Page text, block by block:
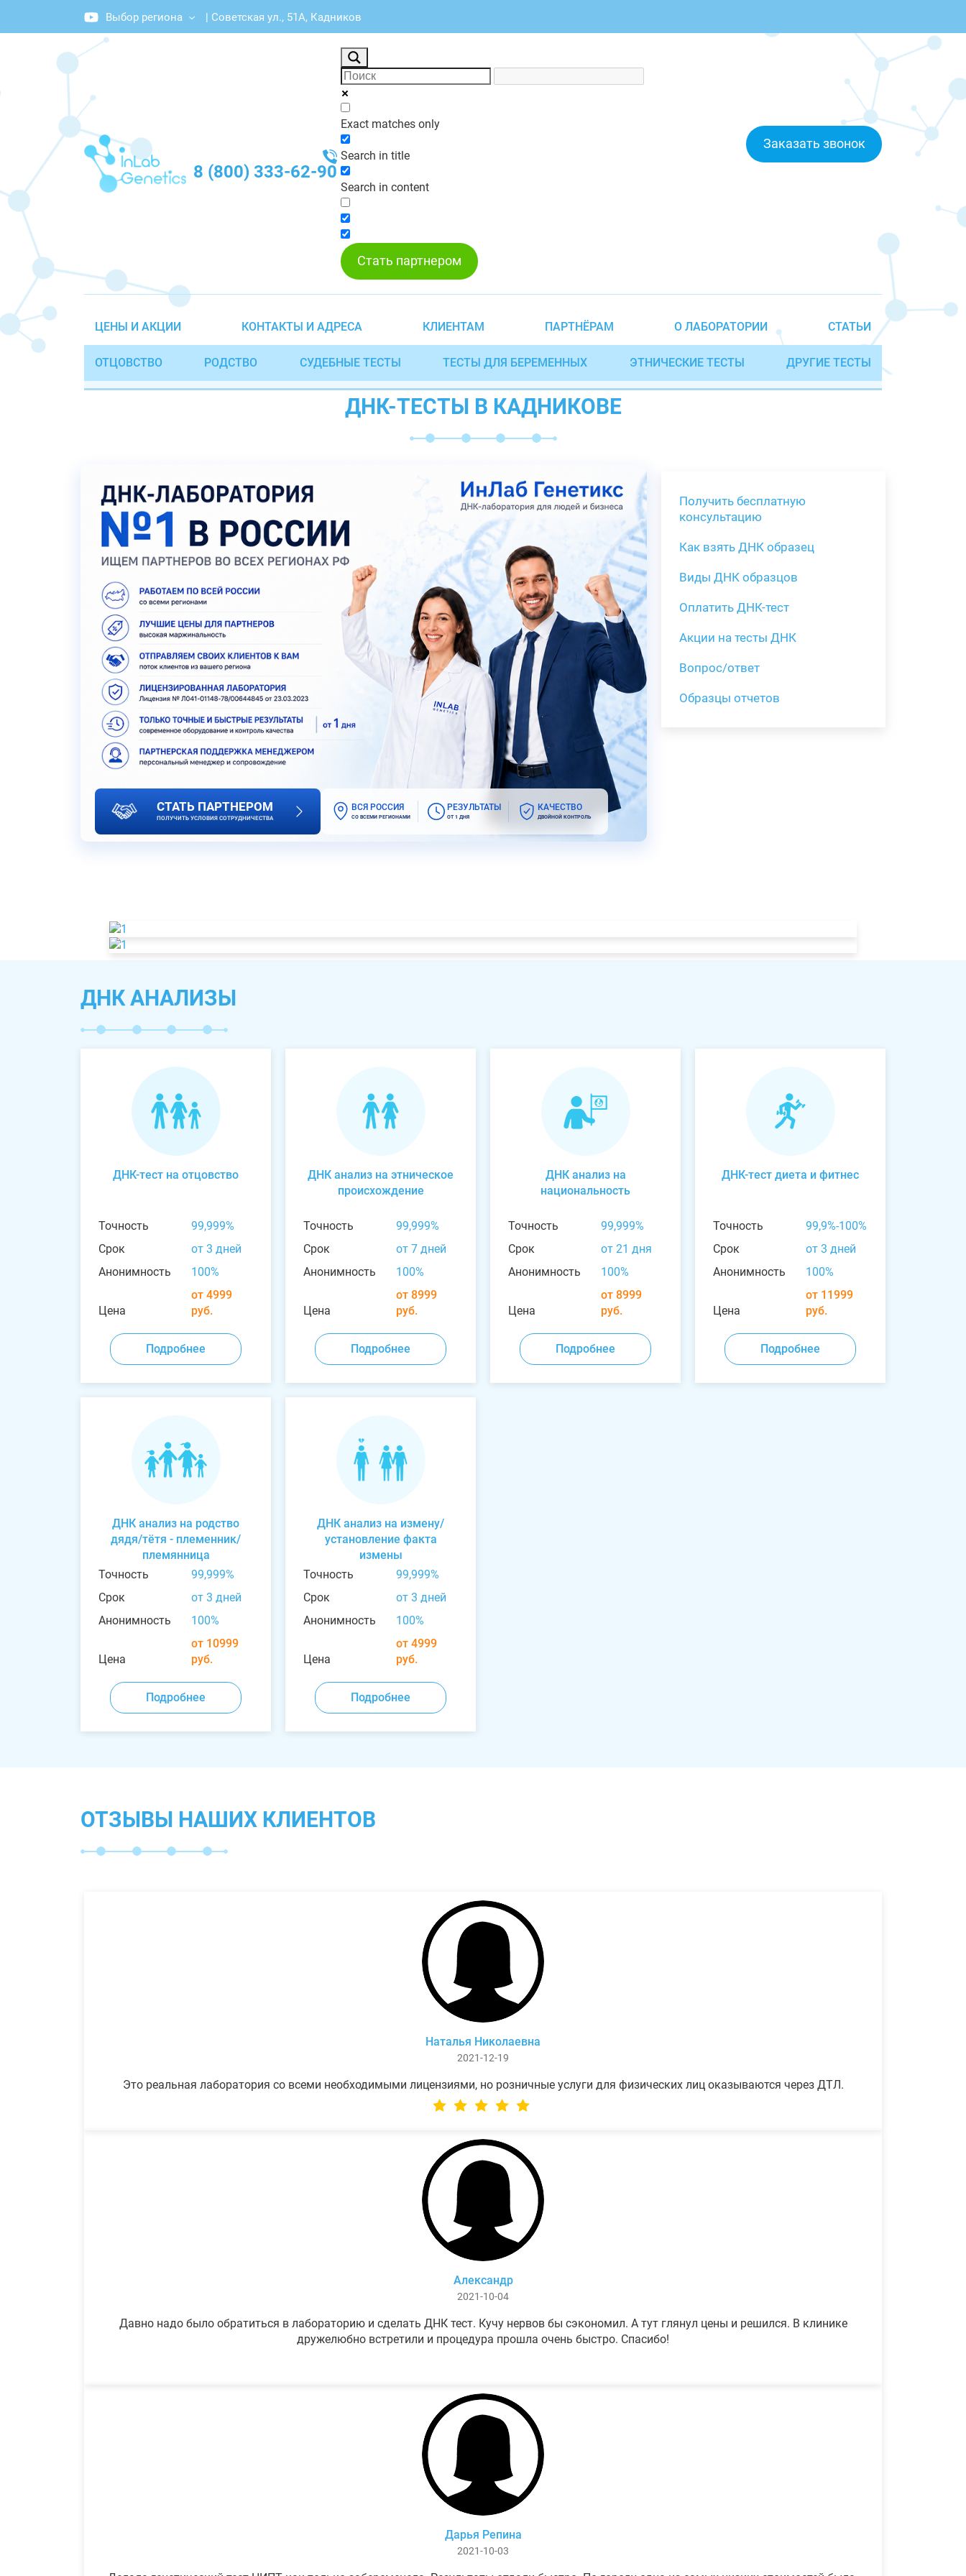
Выбор региона | Советская ул., 51А, Кадников
8 (800) 333-62-90
Exact matches only
Search in title
Search in content
Заказать звонок
Стать партнером
ЦЕНЫ И АКЦИИ КОНТАКТЫ И АДРЕСА КЛИЕНТАМ ПАРТНЁРАМ О ЛАБОРАТОРИИ СТАТЬИ
ОТЦОВСТВО РОДСТВО СУДЕБНЫЕ ТЕСТЫ ТЕСТЫ ДЛЯ БЕРЕМЕННЫХ ЭТНИЧЕСКИЕ ТЕСТЫ ДРУГИЕ ТЕСТЫ
ДНК-ТЕСТЫ В КАДНИКОВЕ
СТАТЬ ПАРТНЕРОМ
ПОЛУЧИТЬ УСЛОВИЯ СОТРУДНИЧЕСТВА
ВСЯ РОССИЯ
СО ВСЕМИ РЕГИОНАМИ
РЕЗУЛЬТАТЫ
ОТ 1 ДНЯ
КАЧЕСТВО
ДВОЙНОЙ КОНТРОЛЬ
Получить бесплатную
консультацию
Как взять ДНК образец
Виды ДНК образцов
Оплатить ДНК-тест
Акции на тесты ДНК
Вопрос/ответ
Образцы отчетов
ДНК АНАЛИЗЫ
ДНК-тест на отцовство
Точность
99,999%
Срок
от 3 дней
Анонимность
100%
Цена
от 4999
руб.
Подробнее
ДНК анализ на этническое
происхождение
Точность
99,999%
Срок
от 7 дней
Анонимность
100%
Цена
от 8999
руб.
Подробнее
ДНК анализ на
национальность
Точность
99,999%
Срок
от 21 дня
Анонимность
100%
Цена
от 8999
руб.
Подробнее
ДНК-тест диета и фитнес
Точность
99,9%-100%
Срок
от 3 дней
Анонимность
100%
Цена
от 11999
руб.
Подробнее
ДНК анализ на родство
дядя/тётя - племенник/
племянница
Точность
99,999%
Срок
от 3 дней
Анонимность
100%
Цена
от 10999
руб.
Подробнее
ДНК анализ на измену/
установление факта
измены
Точность
99,999%
Срок
от 3 дней
Анонимность
100%
Цена
от 4999
руб.
Подробнее
ОТЗЫВЫ НАШИХ КЛИЕНТОВ
Наталья Николаевна
2021-12-19
Это реальная лаборатория со всеми необходимыми лицензиями, но розничные услуги для физических лиц оказываются через ДТЛ.
Александр
2021-10-04
Давно надо было обратиться в лабораторию и сделать ДНК тест. Кучу нервов бы сэкономил. А тут глянул цены и решился. В клинике
дружелюбно встретили и процедура прошла очень быстро. Спасибо!
Дарья Репина
2021-10-03